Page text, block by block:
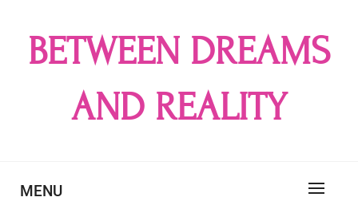
contentBETWEEN DREAMS
AND REALITY
MENU